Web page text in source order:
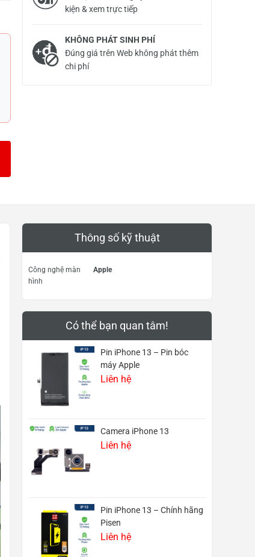
kiện & xem trực tiếp
KHÔNG PHÁT SINH PHÍ
Đúng giá trên Web không phát thêm
chi phí
Thông số kỹ thuật
Công nghệ màn
hình
Apple
Có thể bạn quan tâm!
Pin iPhone 13 – Pin bóc
máy Apple
Liên hệ
Camera iPhone 13
Liên hệ
Pin iPhone 13 – Chính hãng
Pisen
Liên hệ